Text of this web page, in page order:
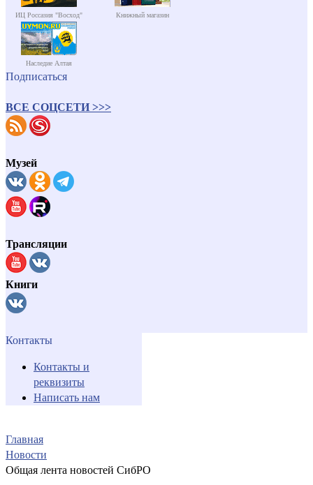
ИЦ Россазия "Восход" Книжный магазин
Наследие Алтая
Подписаться
ВСЕ СОЦСЕТИ >>>
Музей
Трансляции
Книги
Контакты
Контакты и
реквизиты
Написать нам
Главная
Новости
Общая лента новостей СибРО